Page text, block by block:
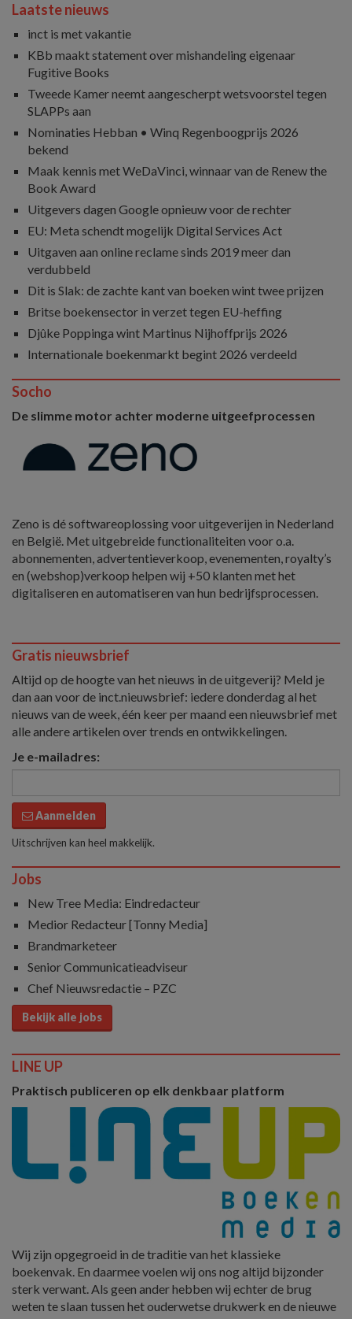
Laatste nieuws
inct is met vakantie
KBb maakt statement over mishandeling eigenaar
Fugitive Books
Tweede Kamer neemt aangescherpt wetsvoorstel tegen
SLAPPs aan
Nominaties Hebban • Winq Regenboogprijs 2026
bekend
Maak kennis met WeDaVinci, winnaar van de Renew the
Book Award
Uitgevers dagen Google opnieuw voor de rechter
EU: Meta schendt mogelijk Digital Services Act
Uitgaven aan online reclame sinds 2019 meer dan
verdubbeld
Dit is Slak: de zachte kant van boeken wint twee prijzen
Britse boekensector in verzet tegen EU-heffing
Djûke Poppinga wint Martinus Nijhoffprijs 2026
Internationale boekenmarkt begint 2026 verdeeld
Socho
De slimme motor achter moderne uitgeefprocessen
Zeno is dé softwareoplossing voor uitgeverijen in Nederland
en België. Met uitgebreide functionaliteiten voor o.a.
abonnementen, advertentieverkoop, evenementen, royalty’s
en (webshop)verkoop helpen wij +50 klanten met het
digitaliseren en automatiseren van hun bedrijfsprocessen.
Gratis nieuwsbrief
Altijd op de hoogte van het nieuws in de uitgeverij? Meld je
dan aan voor de inct.nieuwsbrief: iedere donderdag al het
nieuws van de week, één keer per maand een nieuwsbrief met
alle andere artikelen over trends en ontwikkelingen.
Je e-mailadres:
Aanmelden
Uitschrijven kan heel makkelijk.
Jobs
New Tree Media: Eindredacteur
Medior Redacteur [Tonny Media]
Brandmarketeer
Senior Communicatieadviseur
Chef Nieuwsredactie – PZC
Bekijk alle jobs
LINE UP
Praktisch publiceren op elk denkbaar platform
Wij zijn opgegroeid in de traditie van het klassieke
boekenvak. En daarmee voelen wij ons nog altijd bijzonder
sterk verwant. Als geen ander hebben wij echter de brug
weten te slaan tussen het ouderwetse drukwerk en de nieuwe